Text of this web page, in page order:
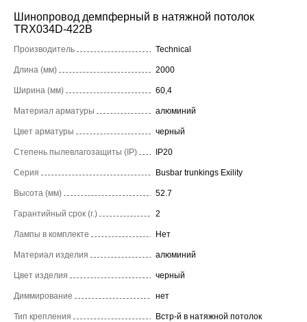
Шинопровод демпферный в натяжной потолок
TRX034D-422B
Производитель Technical
Длина (мм) 2000
Ширина (мм) 60,4
Материал арматуры алюминий
Цвет арматуры черный
Степень пылевлагозащиты (IP) IP20
Серия Busbar trunkings Exility
Высота (мм) 52.7
Гарантийный срок (г.) 2
Лампы в комплекте Нет
Материал изделия алюминий
Цвет изделия черный
Диммирование нет
Тип крепления Встр-й в натяжной потолок